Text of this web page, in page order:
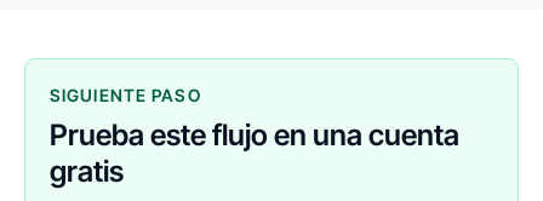
SIGUIENTE PASO
Prueba este flujo en una cuenta
gratis